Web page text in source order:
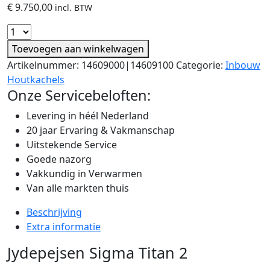
€9.750,00 incl. BTW
Toevoegen aan winkelwagen
Artikelnummer: 14609000|14609100 Categorie: Inbouw
Houtkachels
Onze Servicebeloften:
Levering in héél Nederland
20 jaar Ervaring & Vakmanschap
Uitstekende Service
Goede nazorg
Vakkundig in Verwarmen
Van alle markten thuis
Beschrijving
Extra informatie
Jydepejsen Sigma Titan 2